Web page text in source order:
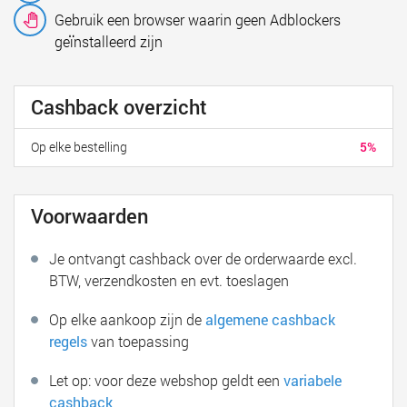
Gebruik een browser waarin geen Adblockers
geïnstalleerd zijn
Cashback overzicht
5%
Op elke bestelling
Voorwaarden
Je ontvangt cashback over de orderwaarde excl.
BTW, verzendkosten en evt. toeslagen
Op elke aankoop zijn dealgemene cashback
regelsvan toepassing
Let op: voor deze webshop geldt een variabele
cashback